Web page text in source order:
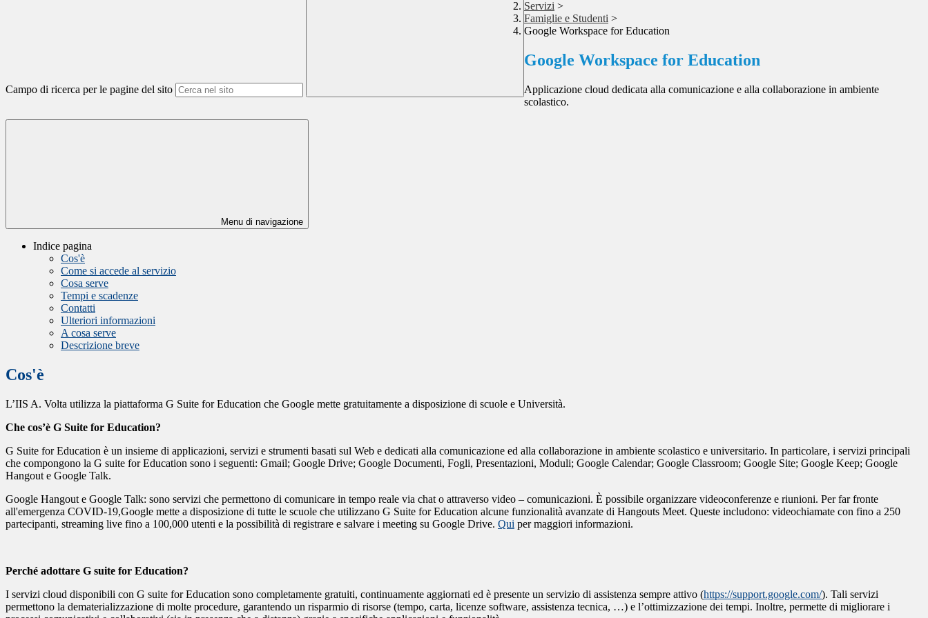
Campo di ricerca per le pagine del sito
Servizi >
Famiglie e Studenti >
Google Workspace for Education
Google Workspace for Education
Applicazione cloud dedicata alla comunicazione e alla collaborazione in ambiente
scolastico.
Menu di navigazione
Indice pagina
Cos'è
Come si accede al servizio
Cosa serve
Tempi e scadenze
Contatti
Ulteriori informazioni
A cosa serve
Descrizione breve
Cos'è
L’IIS A. Volta utilizza la piattaforma G Suite for Education che Google mette gratuitamente a disposizione di scuole e Università.
Che cos’è G Suite for Education?
G Suite for Education è un insieme di applicazioni, servizi e strumenti basati sul Web e dedicati alla comunicazione ed alla collaborazione in ambiente scolastico e universitario. In particolare, i servizi principali
che compongono la G suite for Education sono i seguenti: Gmail; Google Drive; Google Documenti, Fogli, Presentazioni, Moduli; Google Calendar; Google Classroom; Google Site; Google Keep; Google
Hangout e Google Talk.
Google Hangout e Google Talk: sono servizi che permettono di comunicare in tempo reale via chat o attraverso video – comunicazioni. È possibile organizzare videoconferenze e riunioni. Per far fronte
all'emergenza COVID-19,Google mette a disposizione di tutte le scuole che utilizzano G Suite for Education alcune funzionalità avanzate di Hangouts Meet. Queste includono: videochiamate con fino a 250
partecipanti, streaming live fino a 100,000 utenti e la possibilità di registrare e salvare i meeting su Google Drive. Qui per maggiori informazioni.
Perché adottare G suite for Education?
I servizi cloud disponibili con G suite for Education sono completamente gratuiti, continuamente aggiornati ed è presente un servizio di assistenza sempre attivo (https://support.google.com/). Tali servizi
permettono la dematerializzazione di molte procedure, garantendo un risparmio di risorse (tempo, carta, licenze software, assistenza tecnica, …) e l’ottimizzazione dei tempi. Inoltre, permette di migliorare i